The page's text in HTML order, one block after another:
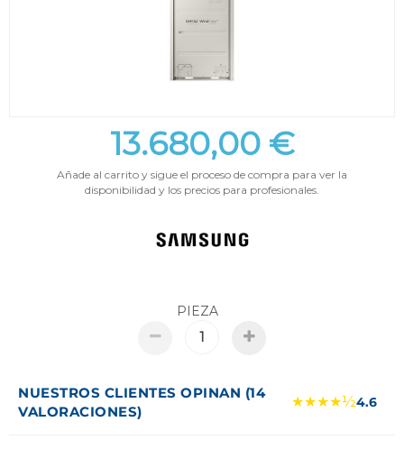
13.680,00 €
Añade al carrito y sigue el proceso de compra para ver la
disponibilidad y los precios para profesionales.
PIEZA
NUESTROS CLIENTES OPINAN (14
VALORACIONES)
★★★★½4.6